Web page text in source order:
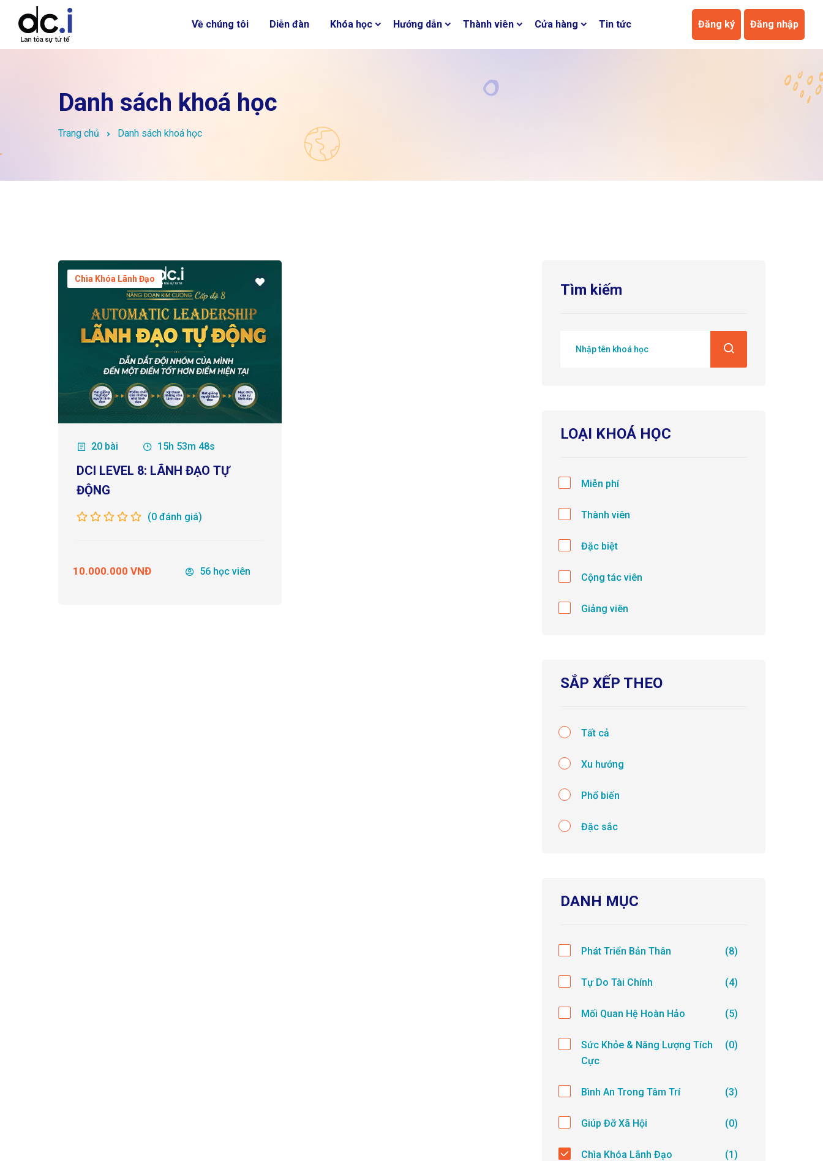
Về chúng tôi Diễn đàn Khóa học Hướng dẫn Thành viên Cửa hàng Tin tức Đăng ký Đăng nhập
Danh sách khoá học
Trang chủ Danh sách khoá học
Tìm kiếm
LOẠI KHOÁ HỌC
Miễn phí
Thành viên
Đặc biệt
Cộng tác viên
Giảng viên
SẮP XẾP THEO
Tất cả
Xu hướng
Phổ biến
Đặc sắc
DANH MỤC
Phát Triển Bản Thân (8)
Tự Do Tài Chính (4)
Mối Quan Hệ Hoàn Hảo (5)
Sức Khỏe & Năng Lượng Tích
Cực
(0)
Bình An Trong Tâm Trí (3)
Giúp Đỡ Xã Hội (0)
Chìa Khóa Lãnh Đạo (1)
Chìa Khóa Lãnh Đạo
20 bài 15h 53m 48s
DCI LEVEL 8: LÃNH ĐẠO TỰ
ĐỘNG
(0 đánh giá)
10.000.000 VNĐ 56 học viên